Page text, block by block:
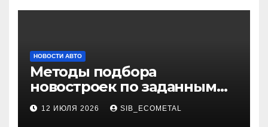
НОВОСТИ АВТО
Методы подбора
новостроек по заданным
критериям
12 ИЮЛЯ 2026 SIB_ECOMETAL